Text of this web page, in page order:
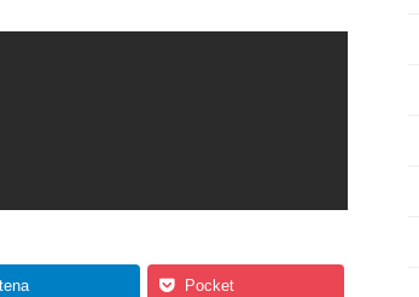
Pocket